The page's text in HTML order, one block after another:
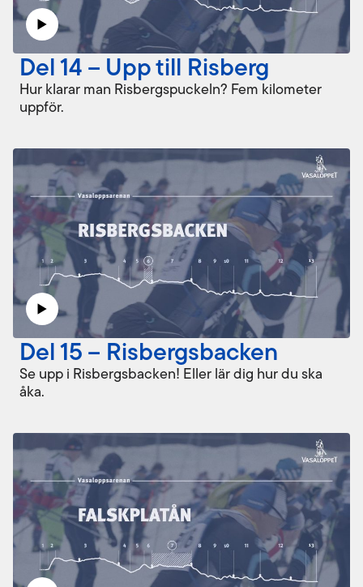
Del 14 – Upp till Risberg
Hur klarar man Risbergspuckeln? Fem kilometer
uppför.
Del 15 – Risbergsbacken
Se upp i Risbergsbacken! Eller lär dig hur du ska
åka.